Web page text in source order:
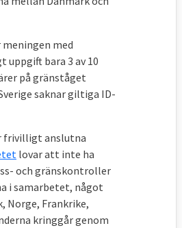
med
bara 3 av 10
på gränståget
saknar giltiga ID-
frivilligt anslutna
lovar att inte ha
och gränskontroller
i samarbetet, något
Norge, Frankrike,
kringgår genom